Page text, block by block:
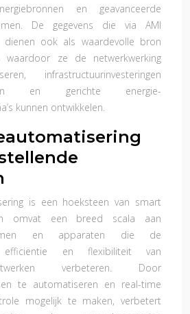
en geavanceerde
De gegevens die via AMI
dienen ook als waardevolle bron
waardoor ze de netwerkwerking
infrastructuurinvesteringen
en gerichte energie-
kunnen ontwikkelen.
is een hoeksteen van smart
omvat een breed scala aan
en apparaten die de
efficiëntie en flexibiliteit van
verbeteren. Door
te automatiseren en real-time
mogelijk te maken, verbetert